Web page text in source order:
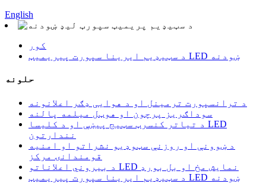
English
کور
د سټیډیم ایرینا سپورت پیریمیټ LED ښودنه
حلونه
د ترانسپورت ترمینل او د هوایی ډګر اعلانونه
سوداګریز پرچون او هوټل میلمه پالنه
د تیاتر کنسرټ سټیج پیښې او د کلیسا LED
نندارتون
د ښوونې او روزنې سټوډیو نشراتو او امنیه
قومندانۍ مرکز
د بیروني اعلاناتو LED نمایش مخ او بل بورډ
د سټیډیم ایرینا سپورت پیریمیټ LED ښودنه